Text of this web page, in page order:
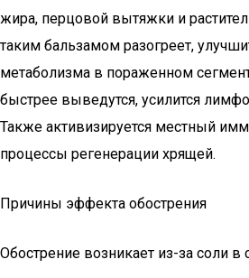
жира, перцовой вытяжки и
таким бальзамом разогреет,
метаболизма в пораженном
быстрее выведутся, усилится
Также активизируется местный
процессы регенерации хрящей.
Причины эффекта обострения
Обострение возникает из-за соли в